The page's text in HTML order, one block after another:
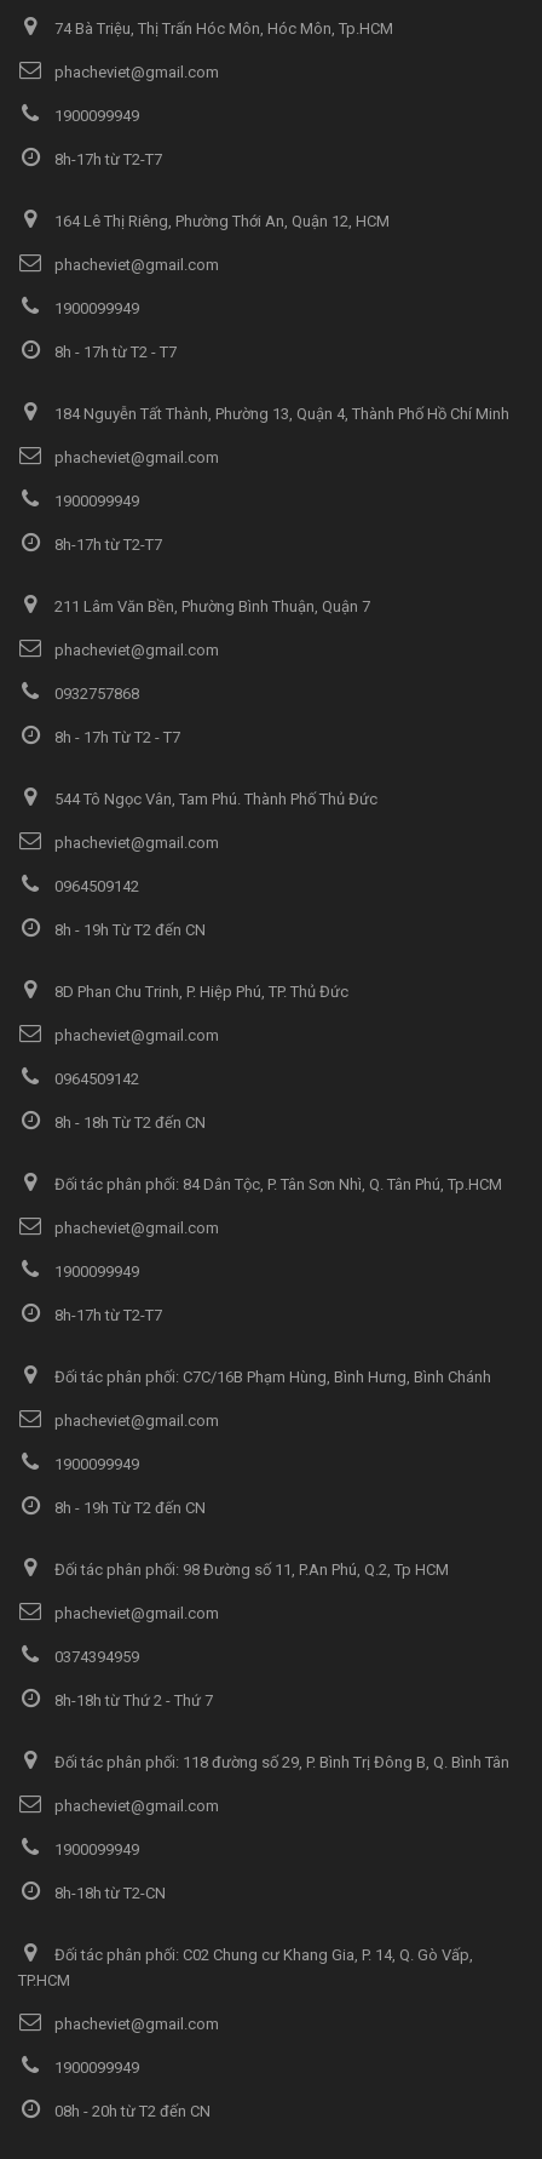
74 Bà Triệu, Thị Trấn Hóc Môn, Hóc Môn, Tp.HCM
phacheviet@gmail.com
1900099949
8h-17h từ T2-T7
164 Lê Thị Riêng, Phường Thới An, Quận 12, HCM
phacheviet@gmail.com
1900099949
8h - 17h từ T2 - T7
184 Nguyễn Tất Thành, Phường 13, Quận 4, Thành Phố Hồ Chí Minh
phacheviet@gmail.com
1900099949
8h-17h từ T2-T7
211 Lâm Văn Bền, Phường Bình Thuận, Quận 7
phacheviet@gmail.com
0932757868
8h - 17h Từ T2 - T7
544 Tô Ngọc Vân, Tam Phú. Thành Phố Thủ Đức
phacheviet@gmail.com
0964509142
8h - 19h Từ T2 đến CN
8D Phan Chu Trinh, P. Hiệp Phú, TP. Thủ Đức
phacheviet@gmail.com
0964509142
8h - 18h Từ T2 đến CN
Đối tác phân phối: 84 Dân Tộc, P. Tân Sơn Nhì, Q. Tân Phú, Tp.HCM
phacheviet@gmail.com
1900099949
8h-17h từ T2-T7
Đối tác phân phối: C7C/16B Phạm Hùng, Bình Hưng, Bình Chánh
phacheviet@gmail.com
1900099949
8h - 19h Từ T2 đến CN
Đối tác phân phối: 98 Đường số 11, P.An Phú, Q.2, Tp HCM
phacheviet@gmail.com
0374394959
8h-18h từ Thứ 2 - Thứ 7
Đối tác phân phối: 118 đường số 29, P. Bình Trị Đông B, Q. Bình Tân
phacheviet@gmail.com
1900099949
8h-18h từ T2-CN
Đối tác phân phối: C02 Chung cư Khang Gia, P. 14, Q. Gò Vấp,
TP.HCM
phacheviet@gmail.com
1900099949
08h - 20h từ T2 đến CN